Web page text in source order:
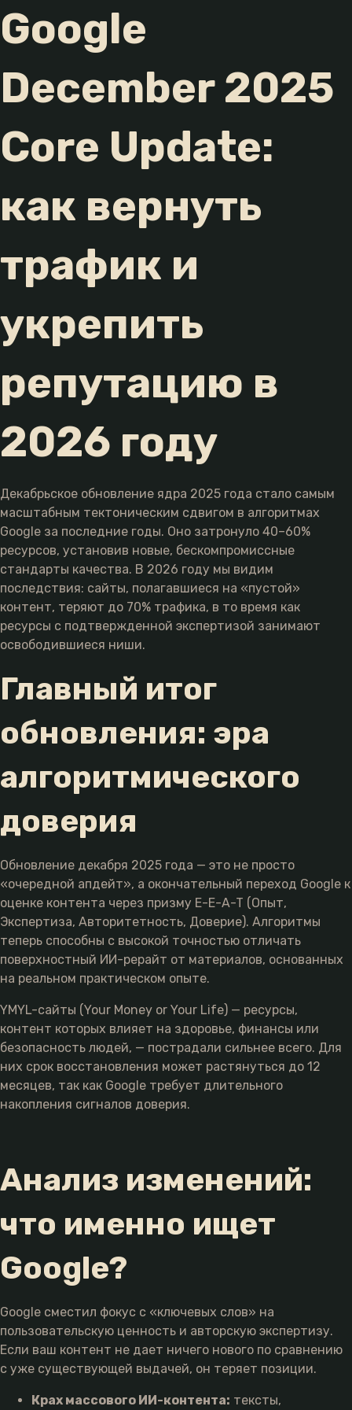
Google
December 2025
Core Update:
как вернуть
трафик и
укрепить
репутацию в
2026 году
Декабрьское обновление ядра 2025 года стало самым
масштабным тектоническим сдвигом в алгоритмах
Google за последние годы. Оно затронуло 40–60%
ресурсов, установив новые, бескомпромиссные
стандарты качества. В 2026 году мы видим
последствия: сайты, полагавшиеся на «пустой»
контент, теряют до 70% трафика, в то время как
ресурсы с подтвержденной экспертизой занимают
освободившиеся ниши.
Главный итог
обновления: эра
алгоритмического
доверия
Обновление декабря 2025 года — это не просто
«очередной апдейт», а окончательный переход Google к
оценке контента через призму E-E-A-T (Опыт,
Экспертиза, Авторитетность, Доверие). Алгоритмы
теперь способны с высокой точностью отличать
поверхностный ИИ-рерайт от материалов, основанных
на реальном практическом опыте.
YMYL-сайты (Your Money or Your Life) — ресурсы,
контент которых влияет на здоровье, финансы или
безопасность людей, — пострадали сильнее всего. Для
них срок восстановления может растянуться до 12
месяцев, так как Google требует длительного
накопления сигналов доверия.
Анализ изменений:
что именно ищет
Google?
Google сместил фокус с «ключевых слов» на
пользовательскую ценность и авторскую экспертизу.
Если ваш контент не дает ничего нового по сравнению
с уже существующей выдачей, он теряет позиции.
Крах массового ИИ-контента: тексты,